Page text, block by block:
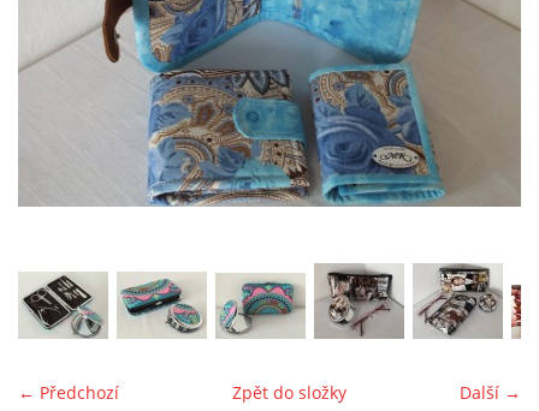
jk-laguna@seznam.cz
← Předchozí Další →
Zpět do složky